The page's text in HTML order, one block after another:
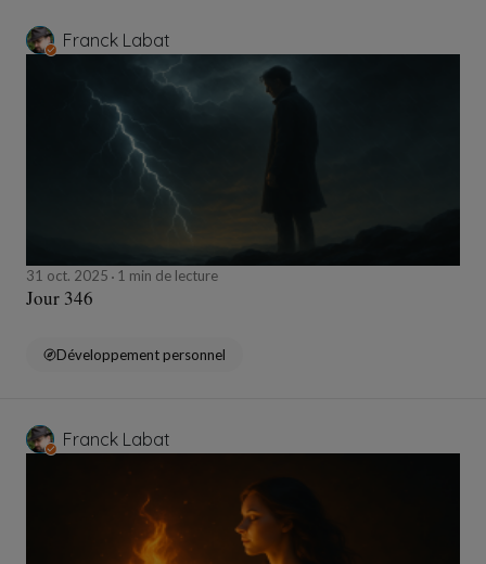
Franck Labat
31 oct. 2025 1 min de lecture
Jour 346
Développement personnel
Franck Labat